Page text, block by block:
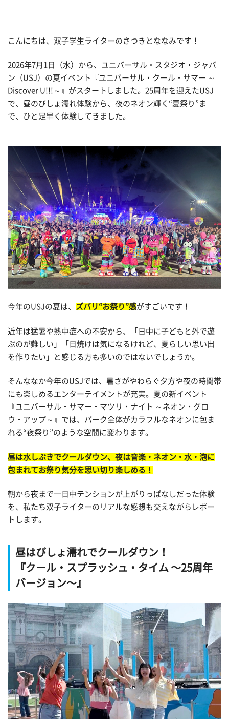
こんにちは、双子学生ライターのさつきとななみです！
2026年7月1日（水）から、ユニバーサル・スタジオ・ジャパ
ン（USJ）の夏イベント『ユニバーサル・クール・サマー ～
Discover U!!!～』がスタートしました。25周年を迎えたUSJ
で、昼のびしょ濡れ体験から、夜のネオン輝く“夏祭り”ま
で、ひと足早く体験してきました。
今年のUSJの夏は、 ズバリ“お祭り”感がすごいです！
近年は猛暑や熱中症への不安から、「日中に子どもと外で遊
ぶのが難しい」「日焼けは気になるけれど、夏らしい思い出
を作りたい」と感じる方も多いのではないでしょうか。
そんななか今年のUSJでは、暑さがやわらぐ夕方や夜の時間帯
にも楽しめるエンターテイメントが充実。夏の新イベント
『ユニバーサル・サマー・マツリ・ナイト ～ネオン・グロ
ウ・アップ～』では、パーク全体がカラフルなネオンに包ま
れる“夜祭り”のような空間に変わります。
昼は水しぶきでクールダウン、夜は音楽・ネオン・水・泡に
包まれてお祭り気分を思い切り楽しめる！
朝から夜まで一日中テンションが上がりっぱなしだった体験
を、私たち双子ライターのリアルな感想も交えながらレポー
トします。
昼はびしょ濡れでクールダウン！
『クール・スプラッシュ・タイム ～25周年
バージョン～』